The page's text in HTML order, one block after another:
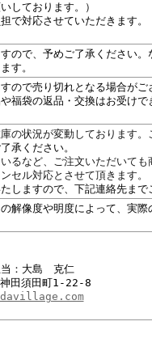
しております。）
で対応させていただきます。
ので、予めご了承ください
す。
ので売り切れとなる場合が
福袋の返品・交換はお受け
の状況が変動しております
承ください。
るなど、ご注文いただいて
セル対応とさせて頂きます。
しますので、下記連絡先まで
解像度や明度によって、実際
：大島 克仁
田須田町1-22-8